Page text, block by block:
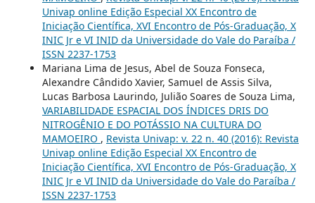
Univap online Edição Especial XX Encontro de
Iniciação Científica, XVI Encontro de Pós-Graduação, X
INIC Jr e VI INID da Universidade do Vale do Paraíba /
ISSN 2237-1753
Mariana Lima de Jesus, Abel de Souza Fonseca,
Alexandre Cândido Xavier, Samuel de Assis Silva,
Lucas Barbosa Laurindo, Julião Soares de Souza Lima,
VARIABILIDADE ESPACIAL DOS ÍNDICES DRIS DO
NITROGÊNIO E DO POTÁSSIO NA CULTURA DO
MAMOEIRO , Revista Univap: v. 22 n. 40 (2016): Revista
Univap online Edição Especial XX Encontro de
Iniciação Científica, XVI Encontro de Pós-Graduação, X
INIC Jr e VI INID da Universidade do Vale do Paraíba /
ISSN 2237-1753